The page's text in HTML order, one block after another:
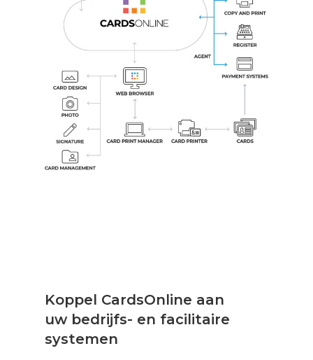
Koppel CardsOnline aan
uw bedrijfs- en facilitaire
systemen